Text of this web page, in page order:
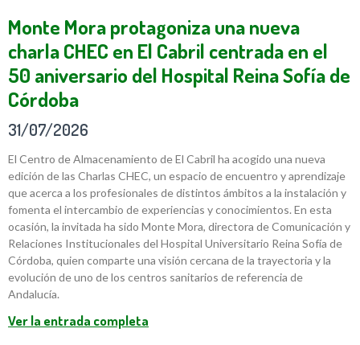
Monte Mora protagoniza una nueva
charla CHEC en El Cabril centrada en el
50 aniversario del Hospital Reina Sofía de
Córdoba
31/07/2026
El Centro de Almacenamiento de El Cabril ha acogido una nueva
edición de las Charlas CHEC, un espacio de encuentro y aprendizaje
que acerca a los profesionales de distintos ámbitos a la instalación y
fomenta el intercambio de experiencias y conocimientos. En esta
ocasión, la invitada ha sido Monte Mora, directora de Comunicación y
Relaciones Institucionales del Hospital Universitario Reina Sofía de
Córdoba, quien comparte una visión cercana de la trayectoria y la
evolución de uno de los centros sanitarios de referencia de
Andalucía.
Ver la entrada completa